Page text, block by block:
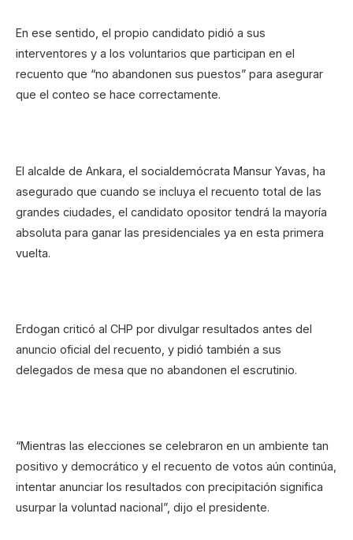
En ese sentido, el propio candidato pidió a sus
interventores y a los voluntarios que participan en el
recuento que “no abandonen sus puestos” para asegurar
que el conteo se hace correctamente.
El alcalde de Ankara, el socialdemócrata Mansur Yavas, ha
asegurado que cuando se incluya el recuento total de las
grandes ciudades, el candidato opositor tendrá la mayoría
absoluta para ganar las presidenciales ya en esta primera
vuelta.
Erdogan criticó al CHP por divulgar resultados antes del
anuncio oficial del recuento, y pidió también a sus
delegados de mesa que no abandonen el escrutinio.
“Mientras las elecciones se celebraron en un ambiente tan
positivo y democrático y el recuento de votos aún continúa,
intentar anunciar los resultados con precipitación significa
usurpar la voluntad nacional”, dijo el presidente.